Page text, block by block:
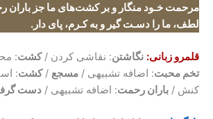
مرحمت خـود منگار و بر کشت‌های ما جز باران
لطف، ما را دسـت گیر و به کـرم، پای دار .
قلمرو زبانی: نگاشتن: نقاشی کردن /کشت:
تخم محبت: اضافه تشبیهی / مسجع /کشت:
کنش / باران رحمت: اضافه تشبیهی / دست